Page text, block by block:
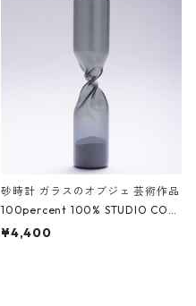
砂時計 ガラスのオブジェ 芸術作品
100percent 100% STUDIO COH
AKU Timeless 100パーセント ス
¥4,400